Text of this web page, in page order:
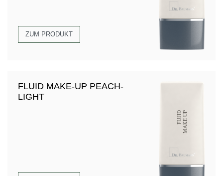
ZUM PRODUKT
FLUID MAKE-UP PEACH-
LIGHT